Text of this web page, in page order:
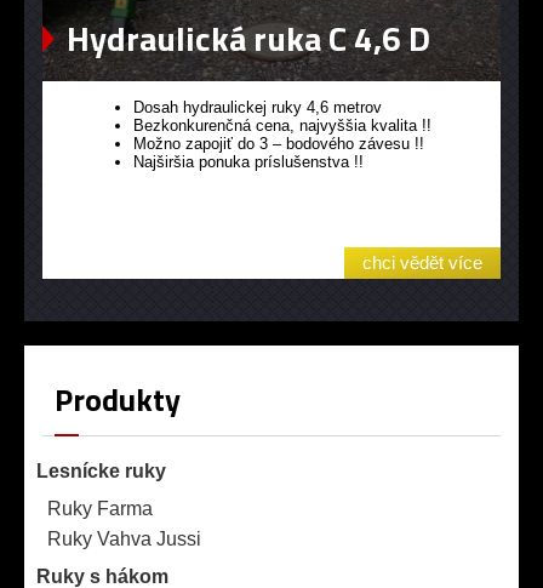
Hydraulická ruka C 4,6 D
Dosah hydraulickej ruky 4,6 metrov
Bezkonkurenčná cena, najvyššia kvalita !!
Možno zapojiť do 3 – bodového závesu !!
Najširšia ponuka príslušenstva !!
chci vědět více
Produkty
Lesnícke ruky
Ruky Farma
Ruky Vahva Jussi
Ruky s hákom